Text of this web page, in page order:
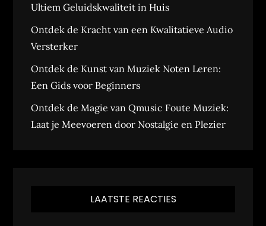
Ultiem Geluidskwaliteit in Huis
Ontdek de Kracht van een Kwalitatieve Audio
Versterker
Ontdek de Kunst van Muziek Noten Leren:
Een Gids voor Beginners
Ontdek de Magie van Qmusic Foute Muziek:
Laat je Meevoeren door Nostalgie en Plezier
LAATSTE REACTIES